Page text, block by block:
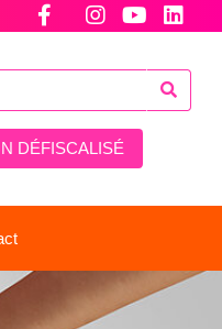
DÉFISCALISÉ